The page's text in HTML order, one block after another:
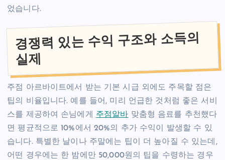
었습니다.
경쟁력 있는 수익 구조와 소득의
실제
주점 아르바이트에서 받는 기본 시급 외에도 주목할 점은
팁의 비율입니다. 예를 들어, 미리 언급한 것처럼 좋은 서비
스를 제공하여 손님에게 주점알바 맞춤형 음료를 추천했다
면 평균적으로 10%에서 20%의 추가 수익이 발생할 수 있
습니다. 특별한 날이나 주말에는 팁이 더 높아질 수 있는데,
어떤 경우에는 한 밤에만 50,000원의 팁을 수령하는 경우